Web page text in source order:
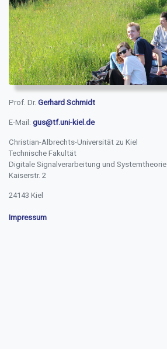
Prof. Dr. Gerhard Schmidt
E-Mail: gus@tf.uni-kiel.de
Christian-Albrechts-Universität zu Kiel
Technische Fakultät
Digitale Signalverarbeitung und Systemtheorie
Kaiserstr. 2
24143 Kiel
Impressum